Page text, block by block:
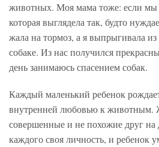
животных. Моя мама тоже: если мы
которая выглядела так, будто
жала на тормоз, а я выпрыгивала
собаке. Из нас получился
день занимаюсь спасением собак.
Каждый маленький ребенок
внутренней любовью к
совершенные и не похожие друг на
каждого своя личность, и ребенок